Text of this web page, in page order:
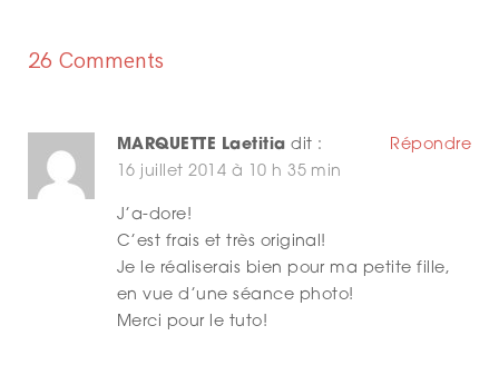
I
G
26 Comments
MARQUETTE Laetitia dit :
16 juillet 2014 à 10 h 35 min
J’a-dore!
C’est frais et très original!
Je le réaliserais bien pour ma petite fille,
en vue d’une séance photo!
Merci pour le tuto!
Répondre